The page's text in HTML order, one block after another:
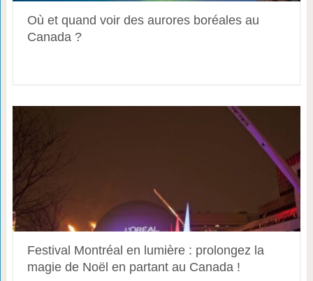
Où et quand voir des aurores boréales au
Canada ?
Festival Montréal en lumière : prolongez la
magie de Noël en partant au Canada !